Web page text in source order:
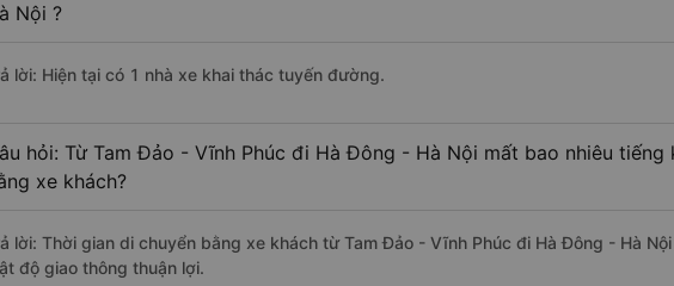
Nội ?
lời: Hiện tại có 1 nhà xe khai thác tuyến đường.
hỏi: Từ Tam Đảo - Vĩnh Phúc đi Hà Đông - Hà Nội mất bao nhiêu tiếng
xe khách?
lời: Thời gian di chuyển bằng xe khách từ Tam Đảo - Vĩnh Phúc đi Hà Đông - Hà
độ giao thông thuận lợi.